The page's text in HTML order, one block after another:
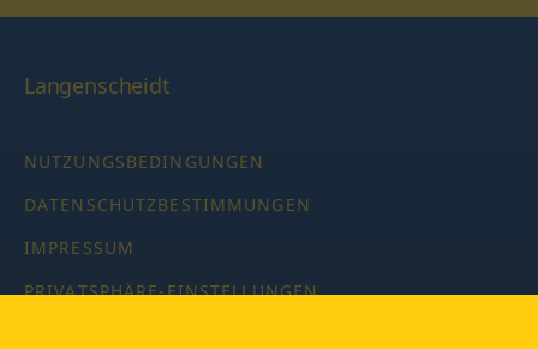
Langenscheidt
NUTZUNGSBEDINGUNGEN
DATENSCHUTZBESTIMMUNGEN
IMPRESSUM
PRIVATSPHÄRE-EINSTELLUNGEN